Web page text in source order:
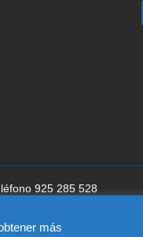
925 285 528
más